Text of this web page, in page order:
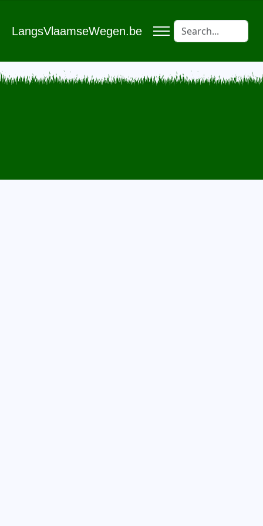
LangsVlaamseWegen.be